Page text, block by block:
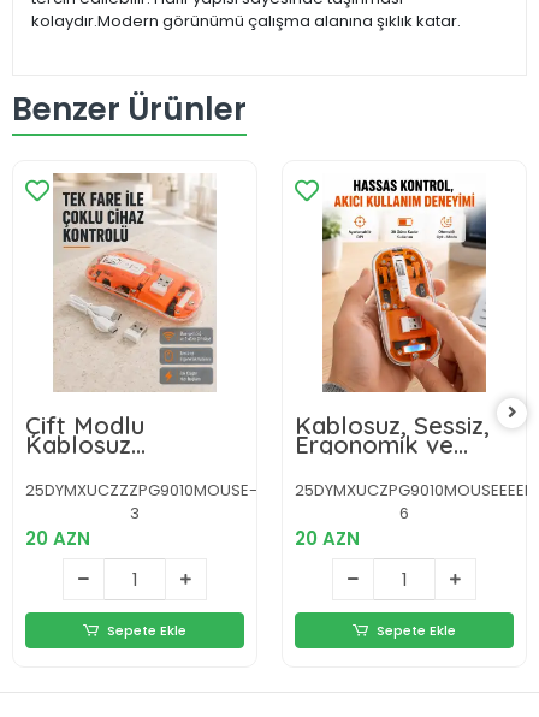
kolaydır.Modern görünümü çalışma alanına şıklık katar.
Benzer Ürünler
Çift Modlu
Kablosuz
Bluetooth 5.0 +
2.4GHz Mouse – 3
Cihaz Bağlantılı,
Hızlı Geçiş Düğmeli
25DYMXUCZZZPG9010MOUSE-
3
20 AZN
Sepete Ekle
Kablosuz, Sessiz,
Ergonomik ve
Şarjlı Fare -
Gelişmiş Çoklu
Cihaz Desteği Yeni
6
20 AZN
Sepete Ekle